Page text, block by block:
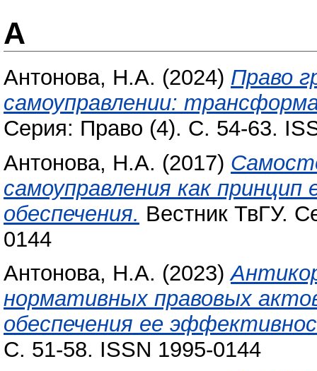
А
Антонова, Н.А. (2024) Право
самоуправлении:
Серия: Право (4). С. 54-63.
Антонова, Н.А. (2017)
самоуправления как принцип
обеспечения. Вестник ТвГУ.
0144
Антонова, Н.А. (2023)
нормативных правовых
обеспечения ее
С. 51-58. ISSN 1995-0144